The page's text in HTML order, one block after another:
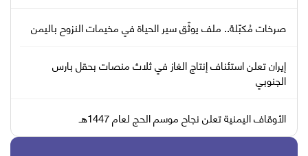
صرخات مُكبّلة.. ملف يوثّق سير الحياة في مخيمات النزوح باليمن
إيران تعلن استئناف إنتاج الغاز في ثلاث منصات بحقل بارس
الجنوبي
الأوقاف اليمنية تعلن نجاح موسم الحج لعام 1447هـ